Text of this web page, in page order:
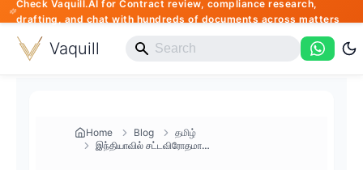
Check Vaquill.AI for Contract review, compliance research,
drafting, and chat with hundreds of documents across matters
Vaquill
Home Blog
தமிழ்
இந்தியாவில் சட்டவிரோதமான وصيتை...